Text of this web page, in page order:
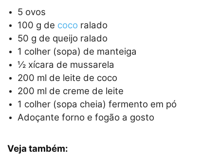
5 ovos
100 g de coco ralado
50 g de queijo ralado
1 colher (sopa) de manteiga
½ xícara de mussarela
200 ml de leite de coco
200 ml de creme de leite
1 colher (sopa cheia) fermento em pó
Adoçante forno e fogão a gosto
Veja também: